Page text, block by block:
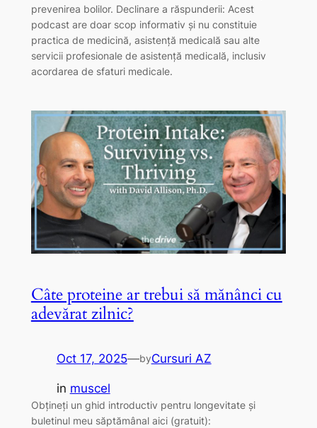
prevenirea bolilor. Declinare a răspunderii: Acest
podcast are doar scop informativ și nu constituie
practica de medicină, asistență medicală sau alte
servicii profesionale de asistență medicală, inclusiv
acordarea de sfaturi medicale.
Câte proteine ​​ar trebui să mănânci cu
adevărat zilnic?
Oct 17, 2025—byCursuri AZ
in muscel
Obțineți un ghid introductiv pentru longevitate și
buletinul meu săptămânal aici (gratuit):